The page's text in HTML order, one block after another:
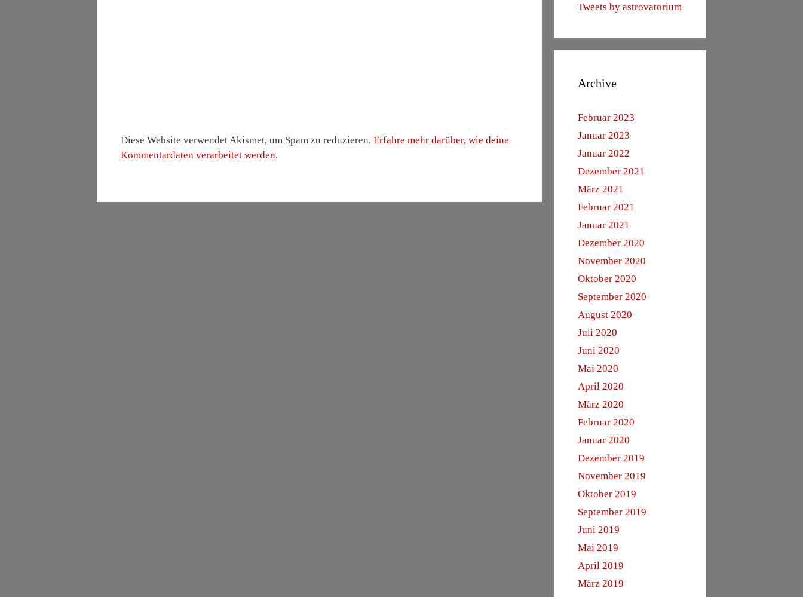
Diese Website verwendet Akismet, um Spam zu reduzieren. Erfahre mehr darüber, wie deine
Kommentardaten verarbeitet werden.
Tweets by astrovatorium
Archive
Februar 2023
Januar 2023
Januar 2022
Dezember 2021
März 2021
Februar 2021
Januar 2021
Dezember 2020
November 2020
Oktober 2020
September 2020
August 2020
Juli 2020
Juni 2020
Mai 2020
April 2020
März 2020
Februar 2020
Januar 2020
Dezember 2019
November 2019
Oktober 2019
September 2019
Juni 2019
Mai 2019
April 2019
März 2019